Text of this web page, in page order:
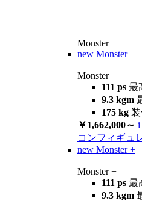
Monster
new Monster
Monster
111 ps 最
9.3 kgm
175 kg
￥1,662,000～ i
コンフィギュ
new Monster +
Monster +
111 ps 最
9.3 kgm